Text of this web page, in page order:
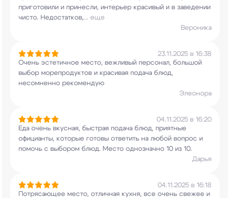
приготовили и принесли, интерьер красивый и в заведении
чисто. Недостатков,... еще
Вероника
23.11.2025 в 16:38
Очень эстетичное место, вежливый персонал, большой
выбор морепродуктов и красивая подача блюд,
несомненно рекомендую
Элеонора
04.11.2025 в 16:20
Еда очень вкусная, быстрая подача блюд, приятные
официанты, которые готовы ответить на любой вопрос и
помочь с выбором блюд. Место однозначно 10 из 10.
Дарья
04.11.2025 в 16:18
Потрясающее место, отличная кухня, все очень свежее и